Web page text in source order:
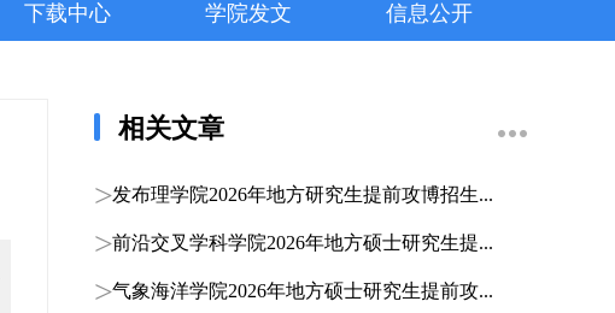
下载中心 学院发文 信息公开
相关文章
发布理学院2026年地方研究生提前攻博招生...
前沿交叉学科学院2026年地方硕士研究生提...
气象海洋学院2026年地方硕士研究生提前攻...